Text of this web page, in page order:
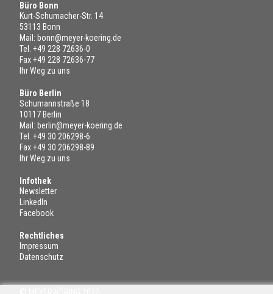
Büro Bonn
Kurt-Schumacher-Str. 14
53113 Bonn
Mail: bonn@meyer-koering.de
Tel. +49 228 72636-0
Fax +49 228 72636-77
Ihr Weg zu uns
Büro Berlin
Schumannstraße 18
10117 Berlin
Mail: berlin@meyer-koering.de
Tel. +49 30 206298-6
Fax +49 30 206298-89
Ihr Weg zu uns
Infothek
Newsletter
LinkedIn
Facebook
Rechtliches
Impressum
Datenschutz